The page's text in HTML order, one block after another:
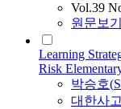
Vol.39
원문보기
Learning
Risk
박승호(
대한사